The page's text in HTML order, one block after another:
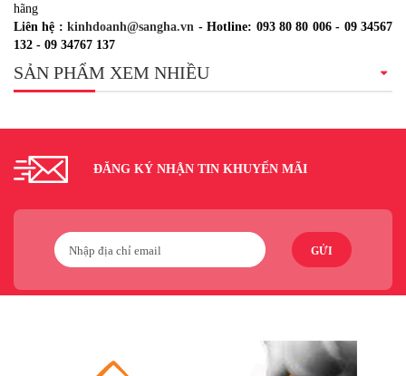
hãng
Liên hệ :kinhdoanh@sangha.vn - Hotline: 093 80 80 006 - 09 34567
132 - 09 34767 137
SẢN PHẨM XEM NHIỀU
ĐĂNG KÝ NHẬN TIN KHUYẾN MÃI
GỬI